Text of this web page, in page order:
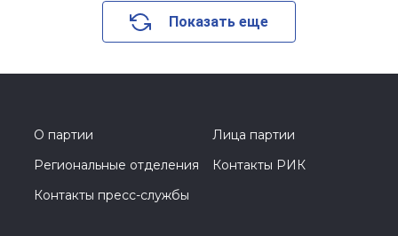
Показать еще
О партии
Лица партии
Региональные отделения
Контакты РИК
Контакты пресс-службы